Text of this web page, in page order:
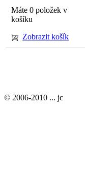
Máte 0 položek v
košíku
Zobrazit košík
© 2006-2010 ... jc